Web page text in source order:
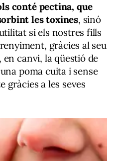
conté pectina, que
les toxines, sinó
si els nostres fills
gràcies al seu
canvi, la qüestió de
poma cuita i sense
gràcies a les seves